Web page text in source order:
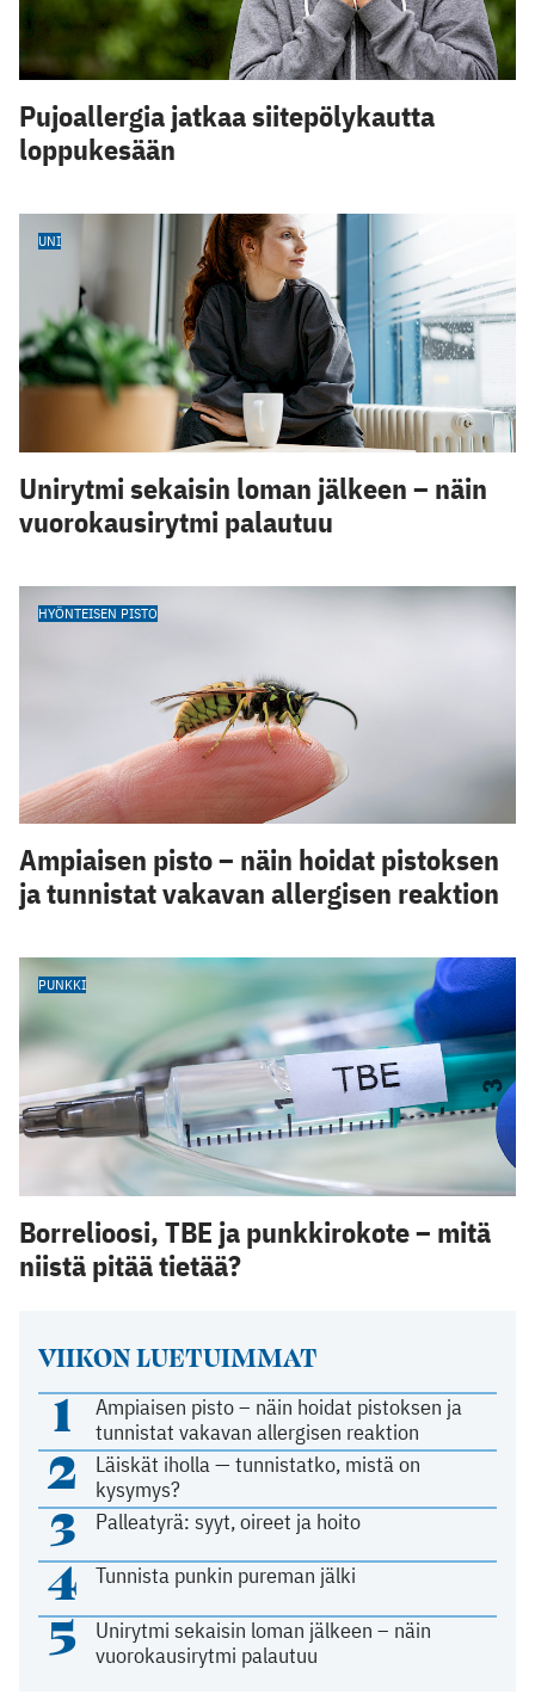
VIIKON LUETUIMMAT
1
Ampiaisen pisto – näin hoidat pistoksen ja
tunnistat vakavan allergisen reaktion
2
Läiskät iholla — tunnistatko, mistä on
kysymys?
3 Palleatyrä: syyt, oireet ja hoito
4 Tunnista punkin pureman jälki
5
Unirytmi sekaisin loman jälkeen – näin
vuorokausirytmi palautuu
Pujoallergia jatkaa siitepölykautta
loppukesään
UNI
Unirytmi sekaisin loman jälkeen – näin
vuorokausirytmi palautuu
HYÖNTEISEN PISTO
Ampiaisen pisto – näin hoidat pistoksen
ja tunnistat vakavan allergisen reaktion
PUNKKI
Borrelioosi, TBE ja punkkirokote – mitä
niistä pitää tietää?